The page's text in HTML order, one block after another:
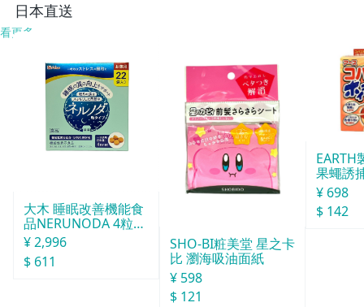
日本直送
看更多
大木 睡眠改善機能食
品NERUNODA 4粒22
袋
¥ 2,996
$ 611
SHO-BI粧美堂 星之卡
比 瀏海吸油面紙
¥ 598
$ 121
EARTH
果蠅誘
¥ 698
$ 142